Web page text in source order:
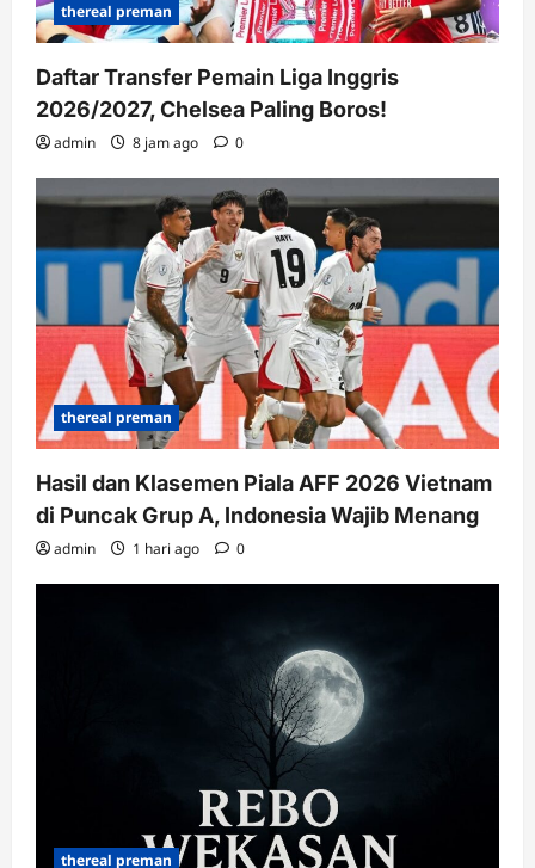
thereal preman
Daftar Transfer Pemain Liga Inggris
2026/2027, Chelsea Paling Boros!
admin 8 jam ago 0
thereal preman
Hasil dan Klasemen Piala AFF 2026 Vietnam
di Puncak Grup A, Indonesia Wajib Menang
admin 1 hari ago 0
thereal preman